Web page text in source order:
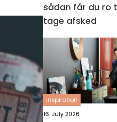
sådan får du ro
tage afsked
inspiration
16. July 2026